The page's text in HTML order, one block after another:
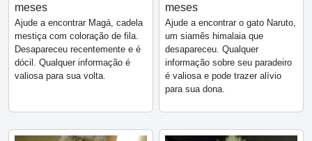
meses
Ajude a encontrar Magá, cadela
mestiça com coloração de fila.
Desapareceu recentemente e é
dócil. Qualquer informação é
valiosa para sua volta.
meses
Ajude a encontrar o gato Naruto,
um siamês himalaia que
desapareceu. Qualquer
informação sobre seu paradeiro
é valiosa e pode trazer alívio
para sua dona.